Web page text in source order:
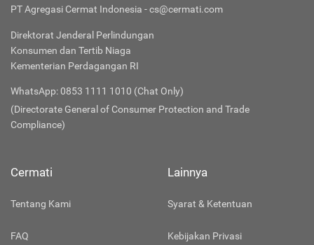
PT Agregasi Cermat Indonesia - cs@cermati.com
Direktorat Jenderal Perlindungan
Konsumen dan Tertib Niaga
Kementerian Perdagangan RI
WhatsApp: 0853 1111 1010 (Chat Only)
(Directorate General of Consumer Protection and Trade
Compliance)
Cermati
Tentang Kami
FAQ
Lainnya
Syarat & Ketentuan
Kebijakan Privasi